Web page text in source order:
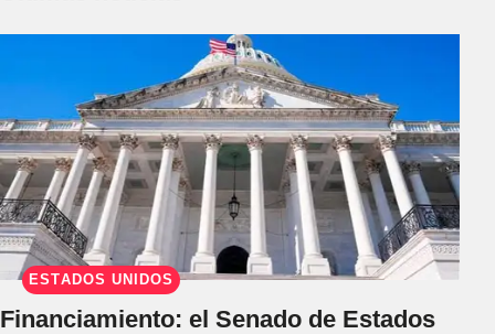
ESTADOS UNIDOS
Financiamiento: el Senado de Estados